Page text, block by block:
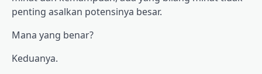
penting asalkan potensinya besar.
Mana yang benar?
Keduanya.